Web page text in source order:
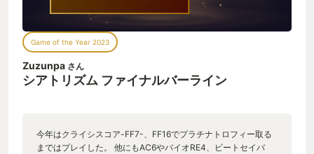
Game of the Year 2023
Zuzunpa さん
シアトリズム ファイナルバーライン
今年はクライシスコア-FF7-、FF16でプラチナトロフィー取る
まではプレイした。 他にもAC6やバイオRE4、ビートセイバ